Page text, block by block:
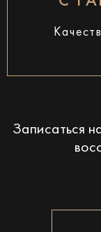
Записаться